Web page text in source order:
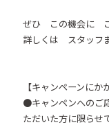
ぜひ この機会に ご
詳しくは スタッフ
【キャンペーンにか
●キャンペンへのご
ただいた方に限らせ